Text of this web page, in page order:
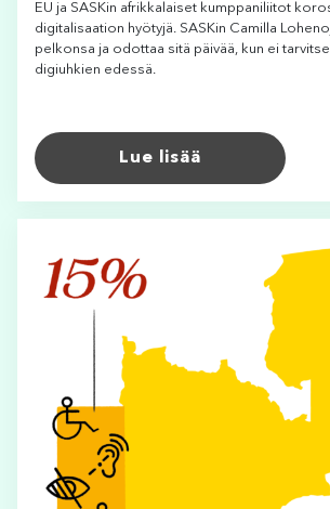
EU ja SASKin afrikkalaiset kumppaniliitot
digitalisaation hyötyjä. SASKin Camilla
pelkonsa ja odottaa sitä päivää, kun ei
digiuhkien edessä.
Lue lisää